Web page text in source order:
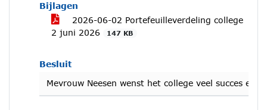
Bijlagen
2026-06-02 Portefeuilleverdeling college
2 juni 2026
147 KB
Besluit
Mevrouw Neesen wenst het college veel succes en